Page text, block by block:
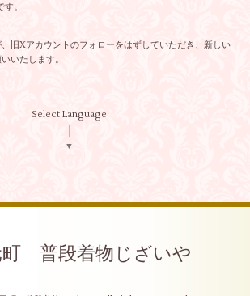
。
旧Xアカウントのフォローをはずしていただき、新しい
いたします。
Select Language
▼
町 普段着物じざいや